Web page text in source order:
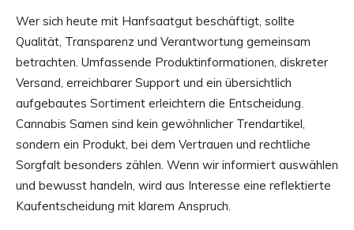
Wer sich heute mit Hanfsaatgut beschäftigt, sollte
Qualität, Transparenz und Verantwortung gemeinsam
betrachten. Umfassende Produktinformationen, diskreter
Versand, erreichbarer Support und ein übersichtlich
aufgebautes Sortiment erleichtern die Entscheidung.
Cannabis Samen sind kein gewöhnlicher Trendartikel,
sondern ein Produkt, bei dem Vertrauen und rechtliche
Sorgfalt besonders zählen. Wenn wir informiert auswählen
und bewusst handeln, wird aus Interesse eine reflektierte
Kaufentscheidung mit klarem Anspruch.